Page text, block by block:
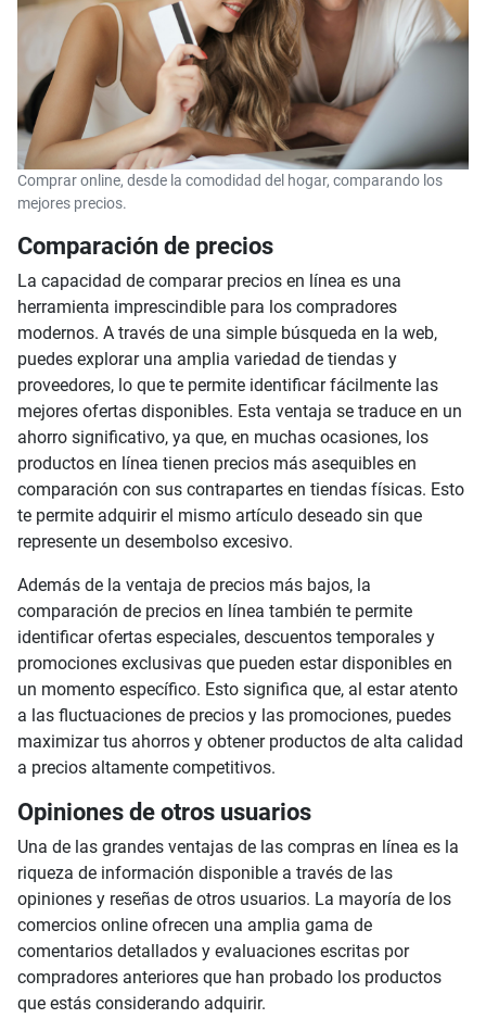
Comprar online, desde la comodidad del hogar, comparando los
mejores precios.
Comparación de precios
La capacidad de comparar precios en línea es una
herramienta imprescindible para los compradores
modernos. A través de una simple búsqueda en la web,
puedes explorar una amplia variedad de tiendas y
proveedores, lo que te permite identificar fácilmente las
mejores ofertas disponibles. Esta ventaja se traduce en un
ahorro significativo, ya que, en muchas ocasiones, los
productos en línea tienen precios más asequibles en
comparación con sus contrapartes en tiendas físicas. Esto
te permite adquirir el mismo artículo deseado sin que
represente un desembolso excesivo.
Además de la ventaja de precios más bajos, la
comparación de precios en línea también te permite
identificar ofertas especiales, descuentos temporales y
promociones exclusivas que pueden estar disponibles en
un momento específico. Esto significa que, al estar atento
a las fluctuaciones de precios y las promociones, puedes
maximizar tus ahorros y obtener productos de alta calidad
a precios altamente competitivos.
Opiniones de otros usuarios
Una de las grandes ventajas de las compras en línea es la
riqueza de información disponible a través de las
opiniones y reseñas de otros usuarios. La mayoría de los
comercios online ofrecen una amplia gama de
comentarios detallados y evaluaciones escritas por
compradores anteriores que han probado los productos
que estás considerando adquirir.